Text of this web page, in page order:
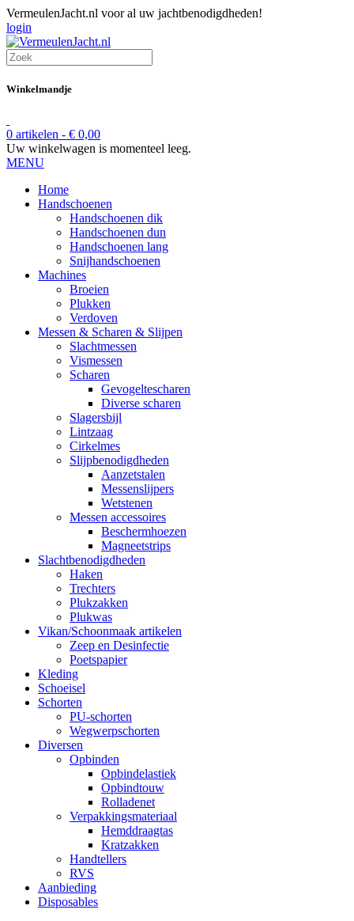
VermeulenJacht.nl voor al uw jachtbenodigdheden!
login
Winkelmandje
0 artikelen - € 0,00
Uw winkelwagen is momenteel leeg.
MENU
Home
Handschoenen
Handschoenen dik
Handschoenen dun
Handschoenen lang
Snijhandschoenen
Machines
Broeien
Plukken
Verdoven
Messen & Scharen & Slijpen
Slachtmessen
Vismessen
Scharen
Gevogeltescharen
Diverse scharen
Slagersbijl
Lintzaag
Cirkelmes
Slijpbenodigdheden
Aanzetstalen
Messenslijpers
Wetstenen
Messen accessoires
Beschermhoezen
Magneetstrips
Slachtbenodigdheden
Haken
Trechters
Plukzakken
Plukwas
Vikan/Schoonmaak artikelen
Zeep en Desinfectie
Poetspapier
Kleding
Schoeisel
Schorten
PU-schorten
Wegwerpschorten
Diversen
Opbinden
Opbindelastiek
Opbindtouw
Rolladenet
Verpakkingsmateriaal
Hemddraagtas
Kratzakken
Handtellers
RVS
Aanbieding
Disposables